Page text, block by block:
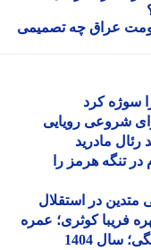
عراق چه تصمیمی
کرد
رویایی
مادرید
هرمز را
در استقلال
کوثری؛ عمره